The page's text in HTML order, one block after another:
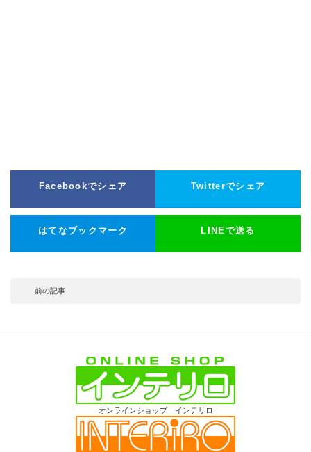
Facebookでシェア Twitterでシェア
はてなブックマーク LINEで送る
前の記事
オンラインショップ インテリロ